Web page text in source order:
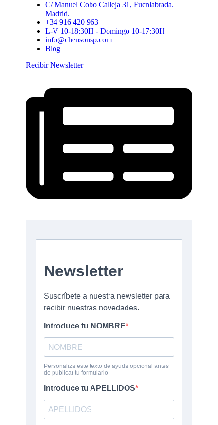
C/ Manuel Cobo Calleja 31, Fuenlabrada.
Madrid.
+34 916 420 963
L-V 10-18:30H - Domingo 10-17:30H
info@chensonsp.com
Blog
Recibir Newsletter